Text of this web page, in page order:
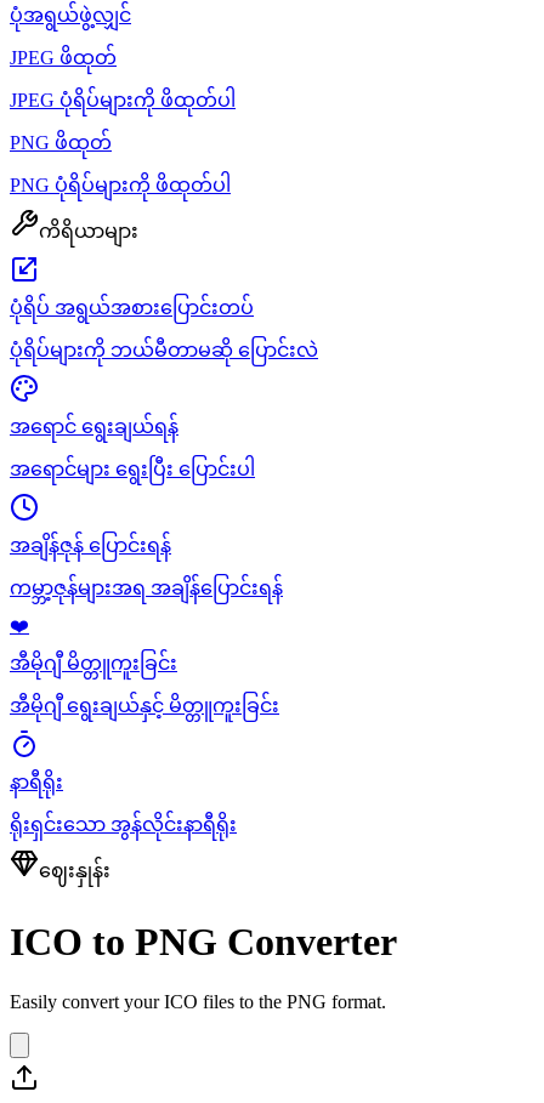
ပုံအရွယ်ဖွဲ့လျှင်
JPEG ဖိထုတ်
JPEG ပုံရိပ်များကို ဖိထုတ်ပါ
PNG ဖိထုတ်
PNG ပုံရိပ်များကို ဖိထုတ်ပါ
ကိရိယာများ
ပုံရိပ် အရွယ်အစားပြောင်းတပ်
ပုံရိပ်များကို ဘယ်မီတာမဆို ပြောင်းလဲ
အရောင် ရွေးချယ်ရန်
အရောင်များ ရွေးပြီး ပြောင်းပါ
အချိန်ဇုန် ပြောင်းရန်
ကမ္ဘာ့ဇုန်များအရ အချိန်ပြောင်းရန်
❤️
အီမိုဂျီ မိတ္တူကူးခြင်း
အီမိုဂျီ ရွေးချယ်နှင့် မိတ္တူကူးခြင်း
နာရီရိုး
ရိုးရှင်းသော အွန်လိုင်းနာရီရိုး
ဈေးနှုန်း
ICO to PNG Converter
Easily convert your ICO files to the PNG format.